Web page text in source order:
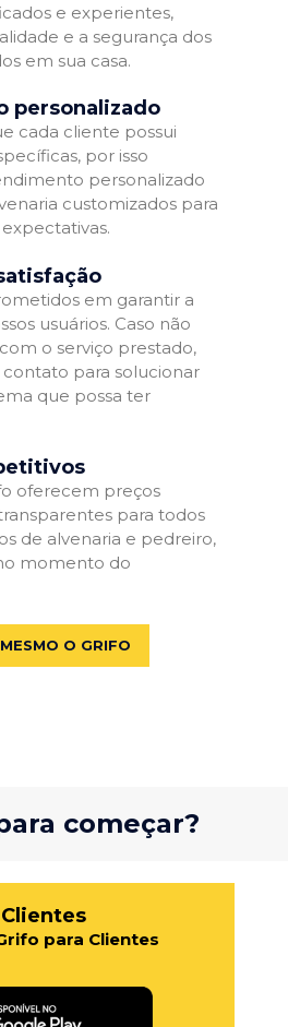
e experientes,
e a segurança dos
em sua casa.
personalizado
cada cliente possui
por isso
personalizado
customizados para
em garantir a
usuários. Caso não
o serviço prestado,
para solucionar
que possa ter
oferecem preços
para todos
de alvenaria e pedreiro,
momento do
O GRIFO
começar?
Clientes
para Clientes